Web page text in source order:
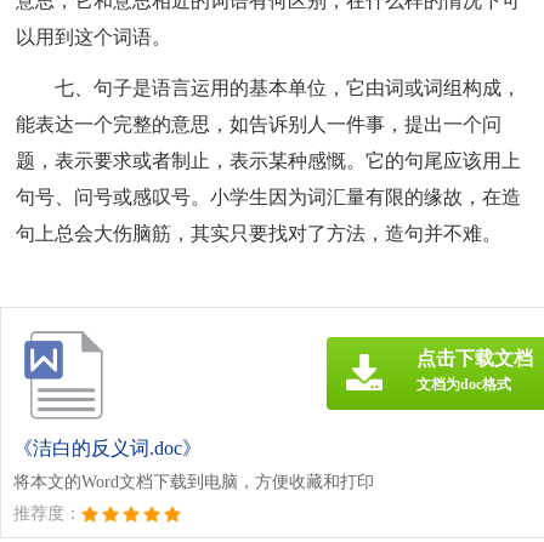
以用到这个词语。
七、句子是语言运用的基本单位，它由词或词组构成，
能表达一个完整的意思，如告诉别人一件事，提出一个问
题，表示要求或者制止，表示某种感慨。它的句尾应该用上
句号、问号或感叹号。小学生因为词汇量有限的缘故，在造
句上总会大伤脑筋，其实只要找对了方法，造句并不难。
《洁白的反义词.doc》
将本文的Word文档下载到电脑，方便收藏和打印
推荐度：
点击下载文档
文档为doc格式